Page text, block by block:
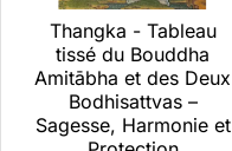
Thangka - Tableau
tissé du Bouddha
Amitābha et des Deux
Bodhisattvas –
Sagesse, Harmonie et